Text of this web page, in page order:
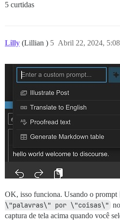
5 curtidas
Lilly (Lillian ) Abril 22, 2024,
5
OK, isso funciona. Usando o prompt
\"palavras\" por \"coisas\"
captura de tela acima quando você